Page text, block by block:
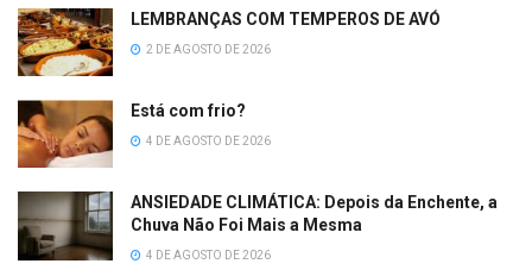
LEMBRANÇAS COM TEMPEROS DE AVÓ
2 DE AGOSTO DE 2026
Está com frio?
4 DE AGOSTO DE 2026
ANSIEDADE CLIMÁTICA: Depois da Enchente, a
Chuva Não Foi Mais a Mesma
4 DE AGOSTO DE 2026